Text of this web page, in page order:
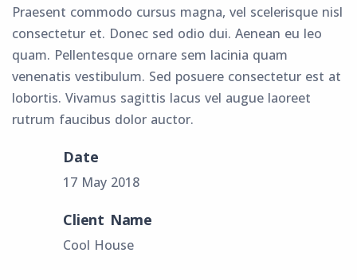
Praesent commodo cursus magna, vel scelerisque nisl
consectetur et. Donec sed odio dui. Aenean eu leo
quam. Pellentesque ornare sem lacinia quam
venenatis vestibulum. Sed posuere consectetur est at
lobortis. Vivamus sagittis lacus vel augue laoreet
rutrum faucibus dolor auctor.
Date
17 May 2018
Client Name
Cool House